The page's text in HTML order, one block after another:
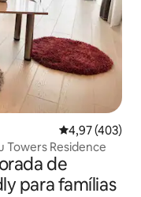
4,97 de uma
4,97 (403)
Residence
de
para famílias